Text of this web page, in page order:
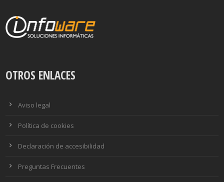
OTROS ENLACES
Aviso legal
Política de cookies
Declaración de accesibilidad
Preguntas Frecuentes